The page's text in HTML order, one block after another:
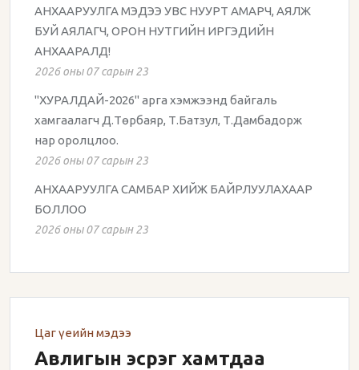
АНХААРУУЛГА МЭДЭЭ УВС НУУРТ АМАРЧ, АЯЛЖ
БУЙ АЯЛАГЧ, ОРОН НУТГИЙН ИРГЭДИЙН
АНХААРАЛД!
2026 оны 07 сарын 23
"ХУРАЛДАЙ-2026" арга хэмжээнд байгаль
хамгаалагч Д.Төрбаяр, Т.Батзул, Т.Дамбадорж
нар оролцлоо.
2026 оны 07 сарын 23
АНХААРУУЛГА САМБАР ХИЙЖ БАЙРЛУУЛАХААР
БОЛЛОО
2026 оны 07 сарын 23
Цаг үеийн мэдээ
Авлигын эсрэг хамтдаа